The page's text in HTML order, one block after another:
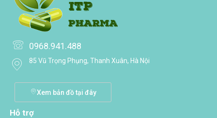
0968.941.488
85 Vũ Trọng Phụng, Thanh Xuân, Hà Nội
Xem bản đồ tại đây
Hỗ trợ